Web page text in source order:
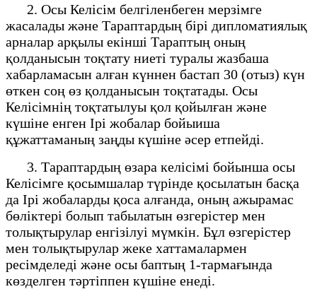
2. Осы Келісім белгіленбеген мерзімге
жасалады және Тараптардың бірі дипломатиялық
арналар арқылы екінші Тараптың оның
қолданысын тоқтату ниеті туралы жазбаша
хабарламасын алған күннен бастап 30 (отыз) күн
өткен соң өз қолданысын тоқтатады. Осы
Келісімнің тоқтатылуы қол қойылған және
күшіне енген Ірі жобалар бойыиша
құжаттаманың заңды күшіне әсер етпейді.
3. Тараптардың өзара келісімі бойынша осы
Келісімге қосымшалар түрінде қосылатын басқа
да Ірі жобаларды қоса алғанда, оның ажырамас
бөліктері болып табылатын өзгерістер мен
толықтырулар енгізілуі мүмкін. Бұл өзгерістер
мен толықтырулар жеке хаттамалармен
ресімделеді және осы баптың 1-тармағында
көзделген тәртіппен күшіне енеді.